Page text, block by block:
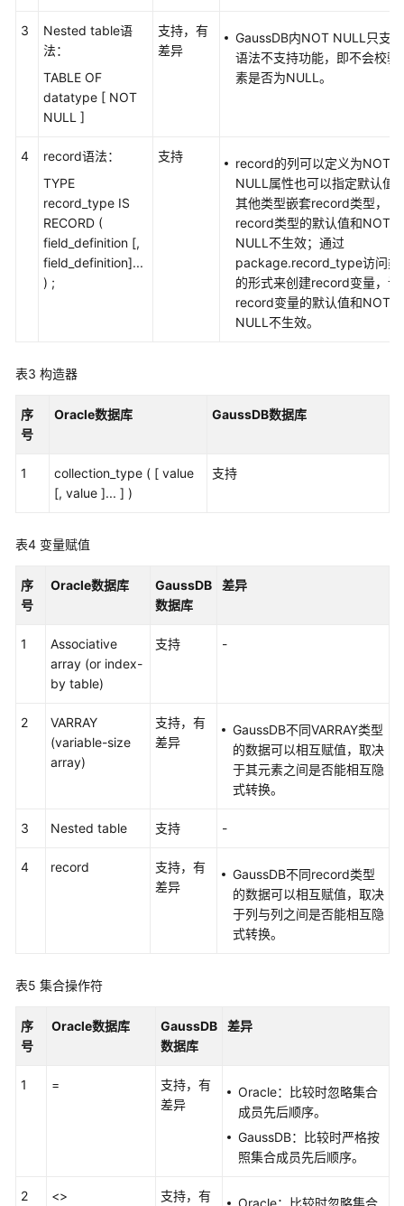
据
源
管
理
法
转
换
指
南
备
数
型
转
法
说
明
换
错
误
风
自
GaussDB
中
3
Nested table语
法：
TABLE OF
datatype [ NOT
NULL ]
支持，有
差异
GaussDB内NOT NULL只支持
语法不支持功能，即不会校验
素是否为NULL。
4
record语法：
TYPE
record_type IS
RECORD (
field_definition [,
field_definition]...
) ;
支持
record的列可以定义为NOT
NULL属性也可以指定默认值
其他类型嵌套record类型，
record类型的默认值和NOT
NULL不生效；通过
package.record_type访问类
的形式来创建record变量，该
record变量的默认值和NOT
NULL不生效。
表3 构造器
序
号
Oracle数据库 GaussDB数据库
1
collection_type ( [ value
[, value ]... ] )
支持
表4 变量赋值
序
号
Oracle数据库
GaussDB
数据库
差异
1
Associative
array (or index-
by table)
支持 -
2
VARRAY
(variable-size
array)
支持，有
差异
GaussDB不同VARRAY类型
的数据可以相互赋值，取决
于其元素之间是否能相互隐
式转换。
3 Nested table 支持 -
4 record
支持，有
差异
GaussDB不同record类型
的数据可以相互赋值，取决
于列与列之间是否能相互隐
式转换。
表5 集合操作符
序
号
Oracle数据库
GaussDB
数据库
差异
1 =
支持，有
差异
Oracle：比较时忽略集合
成员先后顺序。
GaussDB：比较时严格按
照集合成员先后顺序。
2 <> 支持，有 Oracle：比较时忽略集合